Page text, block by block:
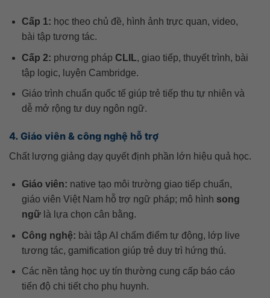
Cấp 1: học theo chủ đề, hình ảnh trực quan, video,
bài tập tương tác.
Cấp 2: phương pháp CLIL, giao tiếp, thuyết trình, bài
tập logic, luyện Cambridge.
Giáo trình chuẩn quốc tế giúp trẻ tiếp thu tự nhiên và
dễ mở rộng tư duy ngôn ngữ.
4. Giáo viên & công nghệ hỗ trợ
Chất lượng giảng dạy quyết định phần lớn hiệu quả học.
Giáo viên: native tạo môi trường giao tiếp chuẩn,
giáo viên Việt Nam hỗ trợ ngữ pháp; mô hình song
ngữlà lựa chọn cân bằng.
Công nghệ: bài tập AI chấm điểm tự động, lớp live
tương tác, gamification giúp trẻ duy trì hứng thú.
Các nền tảng học uy tín thường cung cấp báo cáo
tiến độ chi tiết cho phụ huynh.